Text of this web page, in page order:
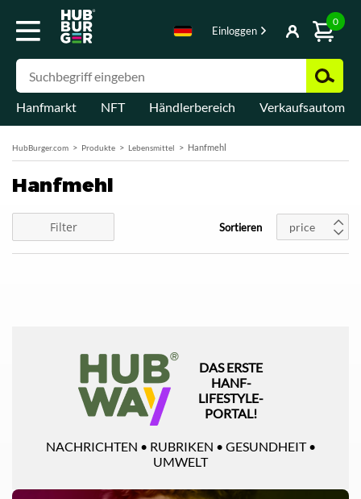
Einloggen
0
Hanfmarkt NFT Händlerbereich
HubBurger.com Produkte Lebensmittel Hanfmehl
Hanfmehl
Filter Sortieren price
DAS ERSTE
HANF-
LIFESTYLE-
PORTAL!
NACHRICHTEN • RUBRIKEN • GESUNDHEIT •
UMWELT